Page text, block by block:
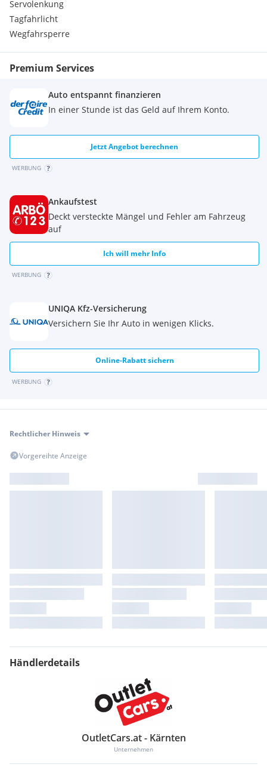
Servolenkung
Tagfahrlicht
Wegfahrsperre
Premium Services
Auto entspannt finanzieren
In einer Stunde ist das Geld auf Ihrem Konto.
Jetzt Angebot berechnen
WERBUNG
Ankaufstest
Deckt versteckte Mängel und Fehler am Fahrzeug
auf
Ich will mehr Info
WERBUNG
UNIQA Kfz-Versicherung
Versichern Sie Ihr Auto in wenigen Klicks.
Online-Rabatt sichern
WERBUNG
Rechtlicher Hinweis
Vorgereihte Anzeige
Händlerdetails
OutletCars.at - Kärnten
Unternehmen